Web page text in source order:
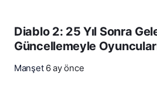
Diablo 2: 25 Yıl Sonra
Güncellemeyle
Manşet 6 ay önce